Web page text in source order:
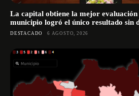
La capital obtiene la mejor evaluación
municipio logró el único resultado sin
DESTACADO 6 AGOSTO, 2026